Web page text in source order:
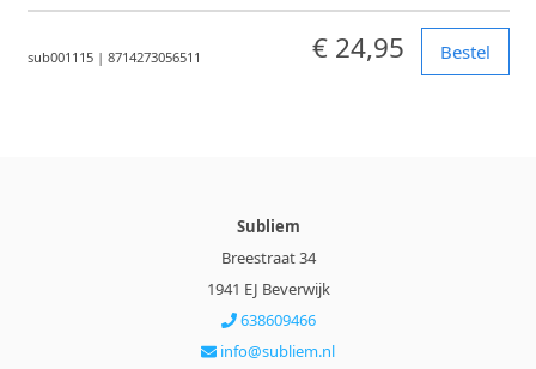
sub001115| 8714273056511 € 24,95 Bestel
Subliem
Breestraat 34
1941 EJ Beverwijk
638609466
info@subliem.nl